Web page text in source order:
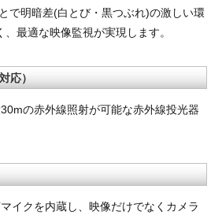
で明暗差(白とび・黒つぶれ)の激しい環
最適な映像監視が実現します。
応）
の赤外線照射が可能な赤外線投光器
イクを内蔵し、映像だけでなくカメラ